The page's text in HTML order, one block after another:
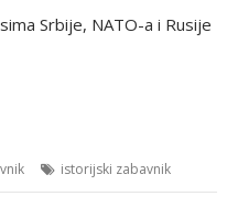
Srbije, NATO-a i Rusije
istorijski zabavnik